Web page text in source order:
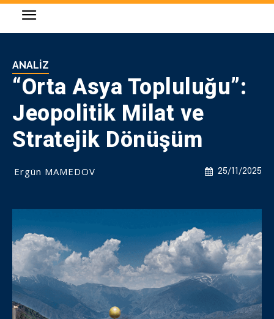
ANALIZ
“Orta Asya Topluluğu”:
Jeopolitik Milat ve
Stratejik Dönüşüm
25/11/2025
Ergün MAMEDOV